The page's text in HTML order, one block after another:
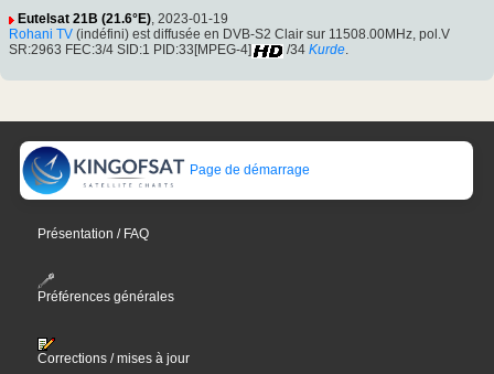
Eutelsat 21B (21.6°E), 2023-01-19
Rohani TV (indéfini) est diffusée en DVB-S2 Clair sur 11508.00MHz, pol.V
SR:2963 FEC:3/4 SID:1 PID:33[MPEG-4]
/34 Kurde.
Page de démarrage
Présentation / FAQ
Préférences générales
Corrections / mises à jour